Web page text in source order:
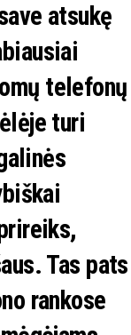
atsukę
telefonų
turi
Tas pats
rankose